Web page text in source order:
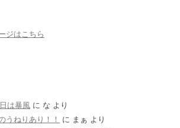
ジはこちら
は暴風 に な より
うねりあり！！
に まぁ より